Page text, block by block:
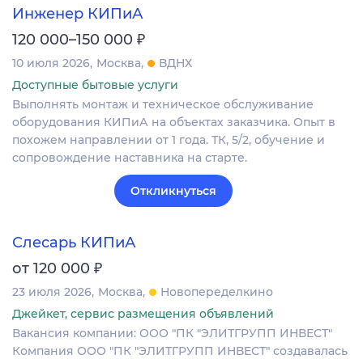
Инженер КИПиА
120 000–150 000 ₽
10 июля 2026 Москва
ВДНХ
Доступные бытовые услуги
Выполнять монтаж и техническое обслуживание
оборудования КИПиА на объектах заказчика. Опыт в
похожем направлении от 1 года. ТК, 5/2, обучение и
сопровождение наставника на старте.
Откликнуться
Слесарь КИПиА
от 120 000 ₽
23 июля 2026 Москва
Новопеределкино
Джейкет, сервис размещения объявлений
Вакансия компании: ООО "ПК "ЭЛИТГРУПП ИНВЕСТ"
Компания ООО "ПК "ЭЛИТГРУПП ИНВЕСТ" создавалась